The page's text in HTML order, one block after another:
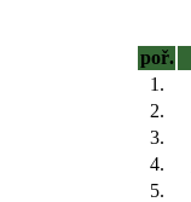
poř.
1.
2.
3.
4.
5.